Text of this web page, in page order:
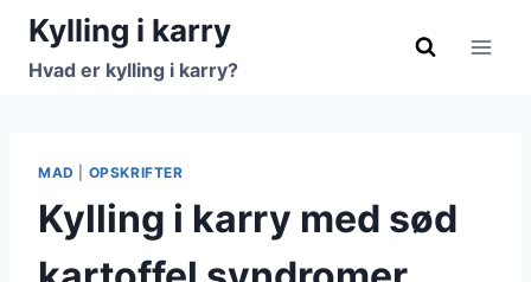
Fortsæt
indhold
Kylling i karry
Hvad er kylling i karry?
MAD OPSKRIFTER
Kylling i karry med sød